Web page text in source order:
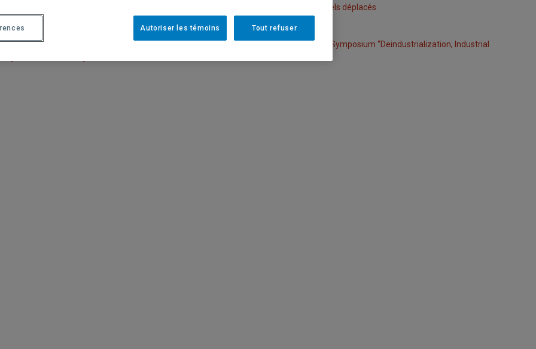
patrimoine face à la montée des eaux : mémoire, identité et devenir des paysages culturels déplacés
colloque “Patrimoine et développement local”
d’études “Désindustrialisation, patrimoine industriel et transformations urbaines” | Symposium “Deindustrialization, Industrial
Tout refuser
Autoriser les témoins